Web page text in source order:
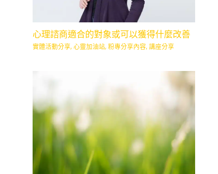
心理諮商適合的對象或可以獲得什麼改善
實體活動分享,心靈加油站,粉專分享內容,講座分享